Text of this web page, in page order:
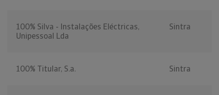
100% Silva - Instalações Eléctricas,
Unipessoal Lda
Sintra
100% Titular, S.a. Sintra